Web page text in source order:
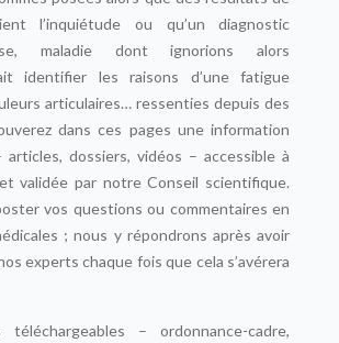
posées alors que des résultats de
l’inquiétude ou qu’un diagnostic
maladie dont ignorions alors
identifier les raisons d’une fatigue
articulaires… ressenties depuis des
dans ces pages une information
articles, dossiers, vidéos – accessible à
validée par notre Conseil scientifique.
vos questions ou commentaires en
; nous y répondrons après avoir
experts chaque fois que cela s’avérera